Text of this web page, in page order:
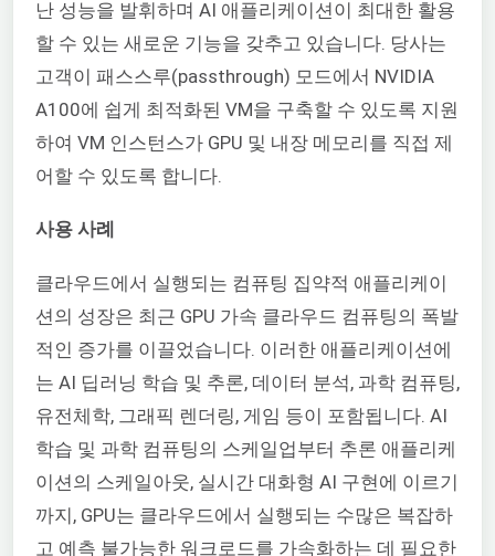
난 성능을 발휘하며 AI 애플리케이션이 최대한 활용
할 수 있는 새로운 기능을 갖추고 있습니다. 당사는
고객이 패스스루(passthrough) 모드에서 NVIDIA
A100에 쉽게 최적화된 VM을 구축할 수 있도록 지원
하여 VM 인스턴스가 GPU 및 내장 메모리를 직접 제
어할 수 있도록 합니다.
사용 사례
클라우드에서 실행되는 컴퓨팅 집약적 애플리케이
션의 성장은 최근 GPU 가속 클라우드 컴퓨팅의 폭발
적인 증가를 이끌었습니다. 이러한 애플리케이션에
는 AI 딥러닝 학습 및 추론, 데이터 분석, 과학 컴퓨팅,
유전체학, 그래픽 렌더링, 게임 등이 포함됩니다. AI
학습 및 과학 컴퓨팅의 스케일업부터 추론 애플리케
이션의 스케일아웃, 실시간 대화형 AI 구현에 이르기
까지, GPU는 클라우드에서 실행되는 수많은 복잡하
고 예측 불가능한 워크로드를 가속화하는 데 필요한